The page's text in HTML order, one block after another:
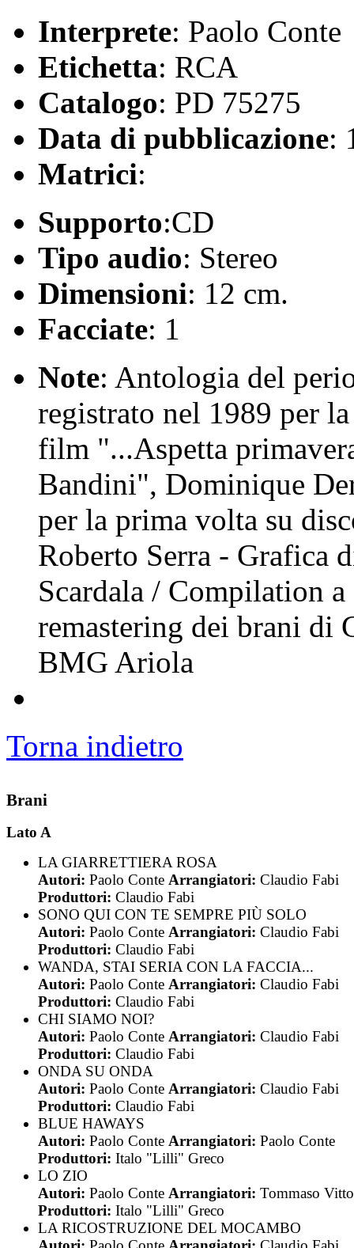
Interprete: Paolo Conte
Etichetta: RCA
Catalogo: PD 75275
Data di pubblicazione:
Matrici:
Supporto:CD
Tipo audio: Stereo
Dimensioni: 12 cm.
Facciate: 1
Note: Antologia del
registrato nel 1989 per
film "...Aspetta
Bandini", Dominique
per la prima volta su
Roberto Serra - Grafica
Scardala / Compilation
remastering dei brani di
BMG Ariola
Torna indietro
Brani
Lato A
LA GIARRETTIERA ROSA
Autori: Paolo Conte Arrangiatori: Claudio Fabi
Produttori: Claudio Fabi
SONO QUI CON TE SEMPRE PIÙ SOLO
Autori: Paolo Conte Arrangiatori: Claudio Fabi
Produttori: Claudio Fabi
WANDA, STAI SERIA CON LA FACCIA...
Autori: Paolo Conte Arrangiatori: Claudio Fabi
Produttori: Claudio Fabi
CHI SIAMO NOI?
Autori: Paolo Conte Arrangiatori: Claudio Fabi
Produttori: Claudio Fabi
ONDA SU ONDA
Autori: Paolo Conte Arrangiatori: Claudio Fabi
Produttori: Claudio Fabi
BLUE HAWAYS
Autori: Paolo Conte Arrangiatori: Paolo Conte
Produttori: Italo "Lilli" Greco
LO ZIO
Autori: Paolo Conte Arrangiatori: Tommaso
Produttori: Italo "Lilli" Greco
LA RICOSTRUZIONE DEL MOCAMBO